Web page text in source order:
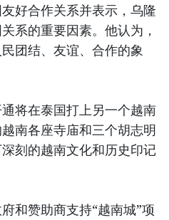
好合作关系并表示，乌隆
系的重要因素。他认为，
团结、友谊、合作的象
将在泰国打上另一个越南
南各座寺庙和三个胡志明
刻的越南文化和历史印记
和赞助商支持“越南城”项